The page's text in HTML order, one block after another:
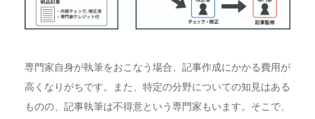
専門家自身が執筆をおこなう場合、記事作成にかかる費用が
高くなりがちです。また、特定の分野についての知見はある
ものの、記事執筆は不得意という専門家もいます。そこで、